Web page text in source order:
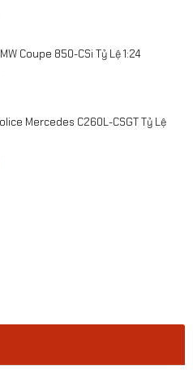
bạo động Pit-Bull VX
tỷ lệ 1:24
Coupe 850-CSi Tỷ Lệ 1:24
Mercedes C260L-CSGT Tỷ Lệ